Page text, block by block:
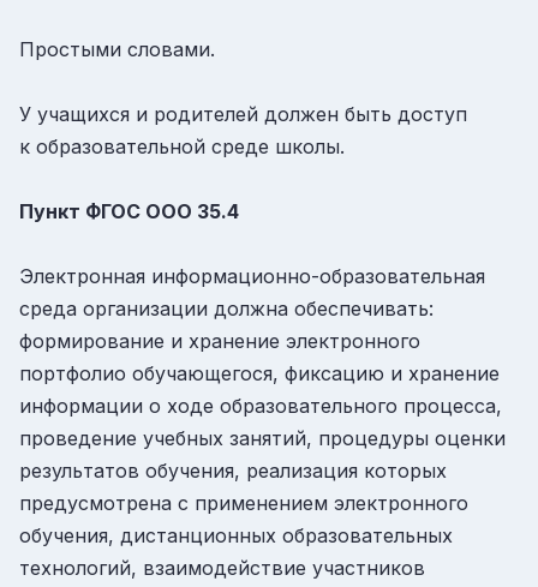
Простыми словами.
У учащихся и родителей должен быть доступ
к образовательной среде школы.
Пункт ФГОС ООО 35.4
Электронная информационно-образовательная
среда организации должна обеспечивать:
формирование и хранение электронного
портфолио обучающегося, фиксацию и хранение
информации о ходе образовательного процесса,
проведение учебных занятий, процедуры оценки
результатов обучения, реализация которых
предусмотрена с применением электронного
обучения, дистанционных образовательных
технологий, взаимодействие участников